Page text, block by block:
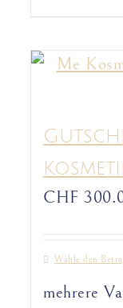
CHF
Wähle den
mehrere